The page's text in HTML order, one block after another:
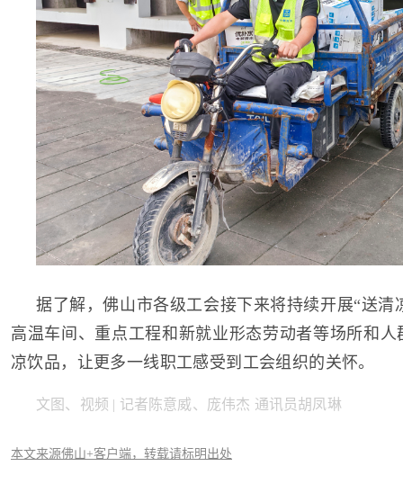
据了解，佛山市各级工会接下来将持续开展“送清
高温车间、重点工程和新就业形态劳动者等场所和
凉饮品，让更多一线职工感受到工会组织的关怀。
文图、视频 | 记者陈意威、庞伟杰 通讯员胡凤琳
本文来源佛山+客户端，转载请标明出处